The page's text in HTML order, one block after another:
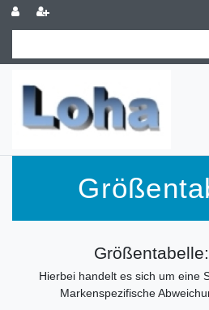
Hierbei handelt es sich um eine
Markenspezifische